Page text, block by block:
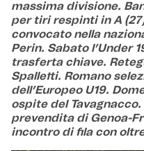
massima divisione.
per tiri respinti in A
convocato nella
Perin. Sabato l’Under
trasferta chiave.
Spalletti. Romano
dell’Europeo U19.
ospite del
prevendita di Genoa-
incontro di fila con